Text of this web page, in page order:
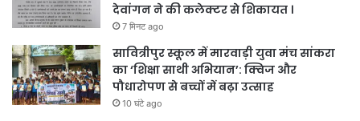
देवांगन ने की कलेक्टर से शिकायत ।
7 मिनट ago
सावित्रीपुर स्कूल में मारवाड़ी युवा मंच सांकरा
का ‘शिक्षा साथी अभियान’: क्विज और
पौधारोपण से बच्चों में बढ़ा उत्साह
10 घंटे ago